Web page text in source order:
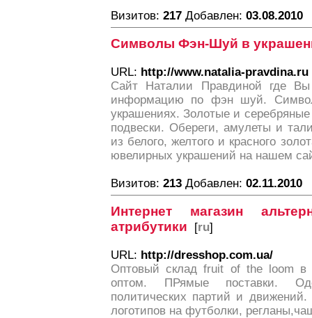
Визитов: 217 Добавлен: 03.08.2010
Символы Фэн-Шуй в
URL: http://www.natalia-pravdina.ru
Сайт Наталии Правдиной где Вы
информацию по фэн шуй.
украшениях. Золотые и
подвески. Обереги, амулеты и
из белого, желтого и красного
ювелирных украшений на нашем
Визитов: 213 Добавлен: 02.11.2010
Интернет магазин
атрибутики [ru]
URL: http://dresshop.com.ua/
Оптовый склад fruit of the loom в
оптом. ПРямые поставки.
политических партий и
логотипов на футболки,